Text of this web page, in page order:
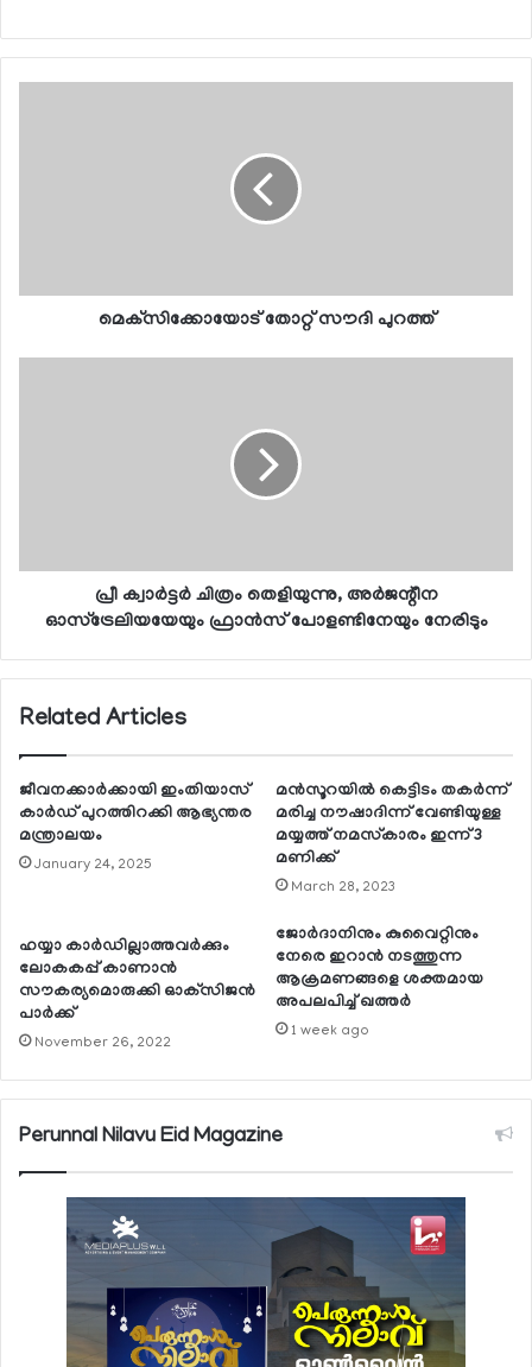
മെക്‌സിക്കോയോട് തോറ്റ് സൗദി പുറത്ത്
പ്രീ ക്വാര്‍ട്ടര്‍ ചിത്രം തെളിയുന്നു, അര്‍ജന്റീന
ഓസ്‌ട്രേലിയയേയും ഫ്രാന്‍സ് പോളണ്ടിനേയും നേരിടും
Related Articles
ജീവനക്കാര്‍ക്കായി ഇംതിയാസ്
കാര്‍ഡ് പുറത്തിറക്കി ആഭ്യന്തര
മന്ത്രാലയം
January 24, 2025
മന്‍സൂറയില്‍ കെട്ടിടം തകര്‍ന്ന്
മരിച്ച നൗഷാദിന്ന് വേണ്ടിയുള്ള
മയ്യത്ത് നമസ്‌കാരം ഇന്ന് 3
മണിക്ക്
March 28, 2023
ഹയ്യാ കാര്‍ഡില്ലാത്തവര്‍ക്കും
ലോകകപ്പ് കാണാന്‍
സൗകര്യമൊരുക്കി ഓക്‌സിജന്‍
പാര്‍ക്ക്
November 26, 2022
ജോര്‍ദാനിനും കുവൈറ്റിനും
നേരെ ഇറാന്‍ നടത്തുന്ന
ആക്രമണങ്ങളെ ശക്തമായ
അപലപിച്ച് ഖത്തര്‍
1 week ago
Perunnal Nilavu Eid Magazine